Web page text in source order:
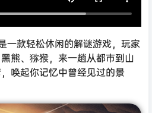
一款轻松休闲的解谜游戏，玩家
熊、猕猴，来一趟从都市到山
唤起你记忆中曾经见过的景